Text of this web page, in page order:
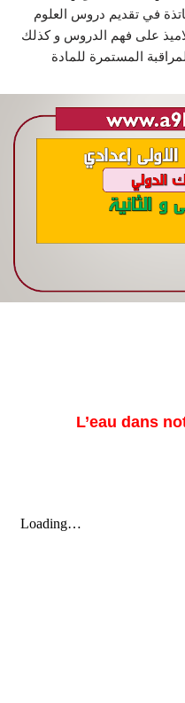
في تقديم دروس العلوم
على فهم الدروس و كذلك
المستمرة للمادة
L’eau dans